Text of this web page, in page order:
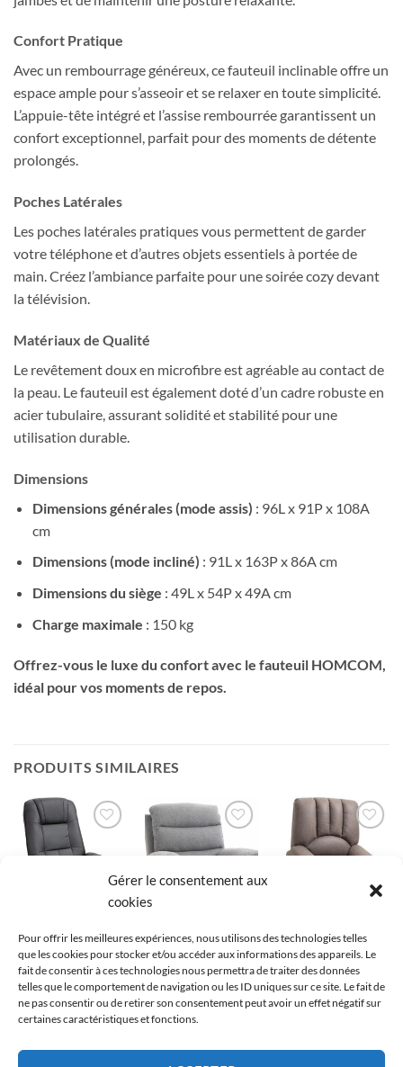
Gérer le consentement aux
cookies
Pour offrir les meilleures expériences, nous utilisons des technologies telles
que les cookies pour stocker et/ou accéder aux informations des appareils. Le
fait de consentir à ces technologies nous permettra de traiter des données
telles que le comportement de navigation ou les ID uniques sur ce site. Le fait de
ne pas consentir ou de retirer son consentement peut avoir un effet négatif sur
certaines caractéristiques et fonctions.
Confort Pratique
Avec un rembourrage généreux, ce fauteuil inclinable offre un
espace ample pour s’asseoir et se relaxer en toute simplicité.
L’appuie-tête intégré et l’assise rembourrée garantissent un
confort exceptionnel, parfait pour des moments de détente
prolongés.
Poches Latérales
Les poches latérales pratiques vous permettent de garder
votre téléphone et d’autres objets essentiels à portée de
main. Créez l’ambiance parfaite pour une soirée cozy devant
la télévision.
Matériaux de Qualité
Le revêtement doux en microfibre est agréable au contact de
la peau. Le fauteuil est également doté d’un cadre robuste en
acier tubulaire, assurant solidité et stabilité pour une
utilisation durable.
Dimensions
Dimensions générales (mode assis) : 96L x 91P x 108A
cm
Dimensions (mode incliné) : 91L x 163P x 86A cm
Dimensions du siège : 49L x 54P x 49A cm
Charge maximale : 150 kg
Offrez-vous le luxe du confort avec le fauteuil HOMCOM,
idéal pour vos moments de repos.
PRODUITS SIMILAIRES
Ajouter
à la liste
souhaits
HOMCOM Fauteuil
Relax avec
inclinaison, repose-
pieds réglable
308,90€
Ajouter
à la liste
souhaits
HOMCOM Fauteuil
Relax Manuel
Incliné avec Repose-
Pied
336,90€
Ajouter
à la liste
FAUTEUIL INCLINABLE
HOMCOM Fauteuil
releveur électrique
relax inclinable
425,90€
Ajouter à la